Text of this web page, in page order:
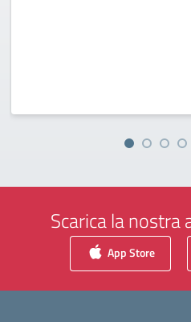
Scarica la nostra
App Store